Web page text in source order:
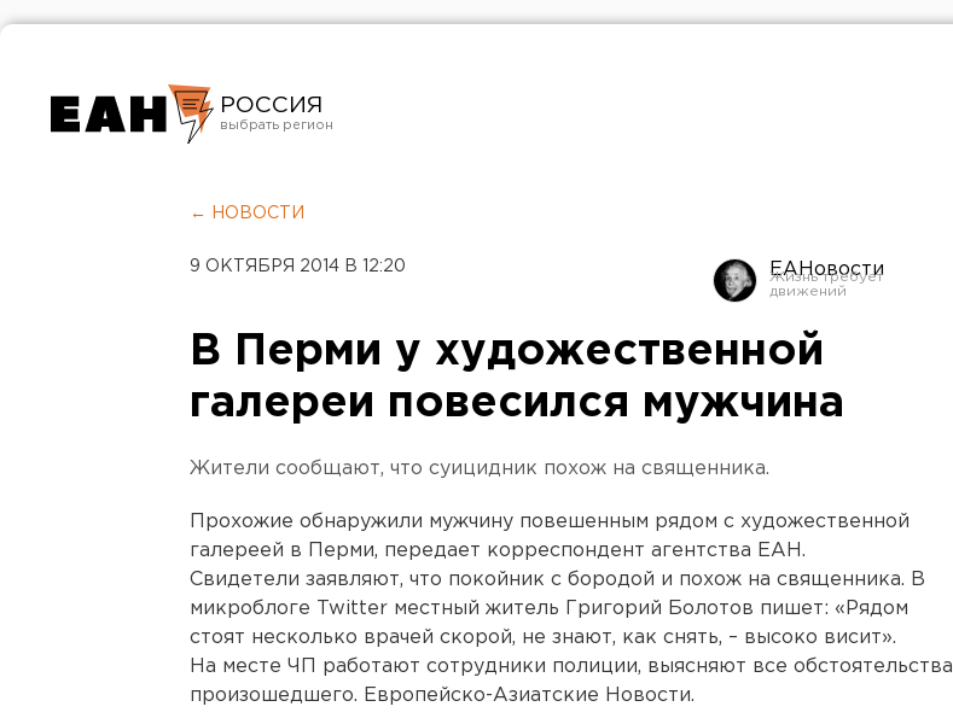
РОССИЯ
Челябинск
← НОВОСТИ
9 ОКТЯБРЯ 2014 В 12:20 ЕАНовости
В Перми у художественной
галереи повесился мужчина
Жители сообщают, что суицидник похож на священника.
Прохожие обнаружили мужчину повешенным рядом с художественной
галереей в Перми, передает корреспондент агентства ЕАН.
Свидетели заявляют, что покойник с бородой и похож на священника. В
микроблоге Twitter местный житель Григорий Болотов пишет: «Рядом
стоят несколько врачей скорой, не знают, как снять, – высоко висит».
На месте ЧП работают сотрудники полиции, выясняют все обстоятельства
произошедшего. Европейско-Азиатские Новости.